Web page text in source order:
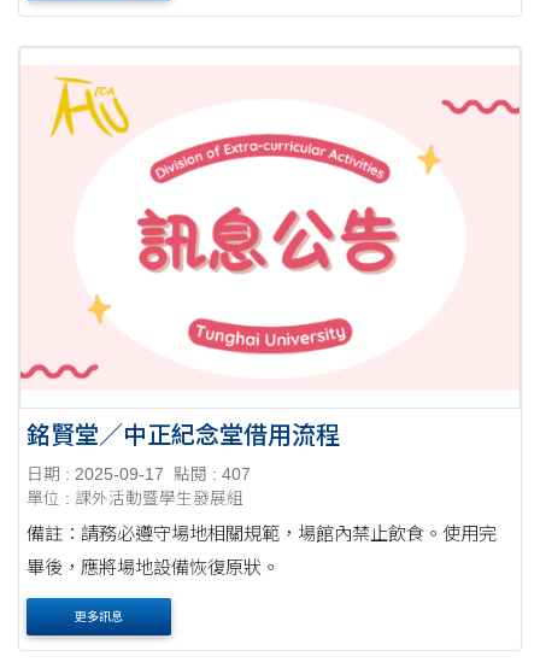
銘賢堂／中正紀念堂借用流程
日期 : 2025-09-17
點閱 : 407
單位 : 課外活動暨學生發展組
備註：請務必遵守場地相關規範，場館內禁止飲食。使用完
畢後，應將場地設備恢復原狀。
更多訊息